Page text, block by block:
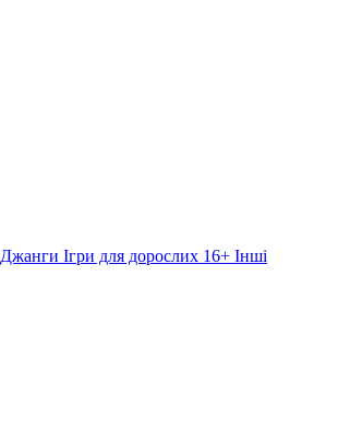
Джанги Ігри для дорослих 16+ Інші